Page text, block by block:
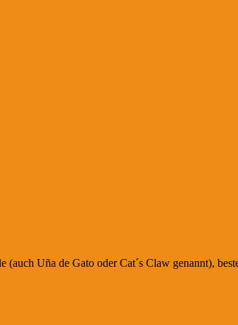
Uña de Gato oder Cat´s Claw genannt),